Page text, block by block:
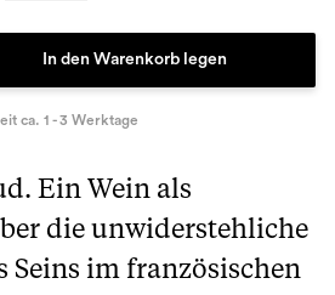
In den Warenkorb legen
ca. 1 - 3 Werktage
Ein Wein als
die unwiderstehliche
Seins im französischen